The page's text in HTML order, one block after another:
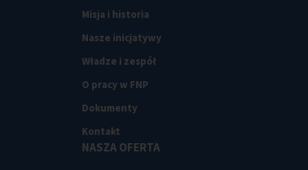
Misja i historia
Nasze inicjatywy
Władze i zespół
O pracy w FNP
Dokumenty
Kontakt
NASZA OFERTA